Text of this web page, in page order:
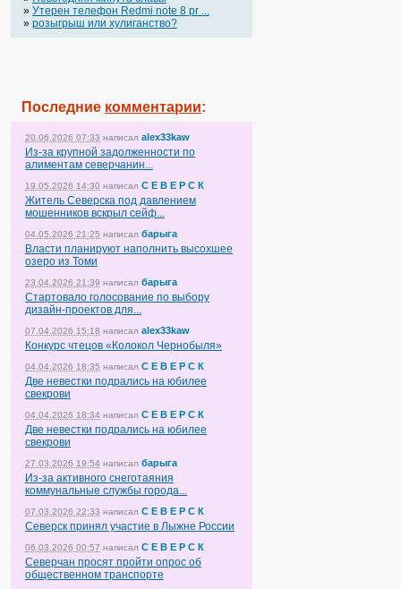
» Утерен телефон Redmi note 8 pr ...
» розыгрыш или хулиганство?
Последние комментарии:
20.06.2026 07:33 написал alex33kaw
Из-за крупной задолженности по
алиментам северчанин...
19.05.2026 14:30 написал С Е В Е Р С К
Житель Северска под давлением
мошенников вскрыл сейф...
04.05.2026 21:25 написал барыга
Власти планируют наполнить высохшее
озеро из Томи
23.04.2026 21:39 написал барыга
Стартовало голосование по выбору
дизайн-проектов для...
07.04.2026 15:18 написал alex33kaw
Конкурс чтецов «Колокол Чернобыля»
04.04.2026 18:35 написал С Е В Е Р С К
Две невестки подрались на юбилее
свекрови
04.04.2026 18:34 написал С Е В Е Р С К
Две невестки подрались на юбилее
свекрови
27.03.2026 19:54 написал барыга
Из-за активного снеготаяния
коммунальные службы города...
07.03.2026 22:33 написал С Е В Е Р С К
Северск принял участие в Лыжне России
06.03.2026 00:57 написал С Е В Е Р С К
Северчан просят пройти опрос об
общественном транспорте